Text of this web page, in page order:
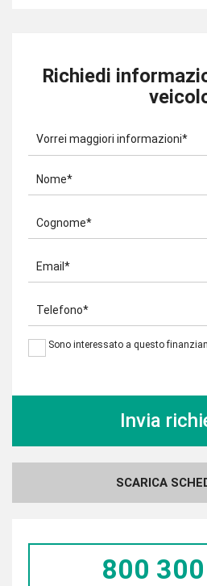
Richiedi
Vorrei maggiori informazioni*
Nome*
Cognome*
Email*
Telefono*
Sono interessato a questo
SCARICA
800